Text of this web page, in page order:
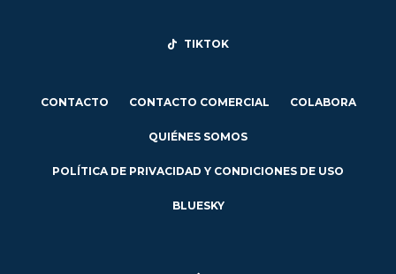
TIKTOK
CONTACTO CONTACTO COMERCIAL COLABORA
QUIÉNES SOMOS
POLÍTICA DE PRIVACIDAD Y CONDICIONES DE USO
BLUESKY